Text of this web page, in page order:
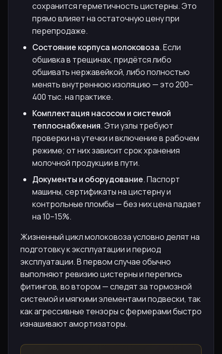
сохранится герметичность цистерны. Это
прямо влияет на остаточную цену при
перепродаже.
Состояние корпуса молоковоза. Если
обшивка в трещинах, придётся либо
обшивать нержавейкой, либо полностью
менять внутреннюю изоляцию — это 200–
400 тыс. на практике.
Комплектация насосом и системой
теплоснабжения. Эти узлы требуют
проверки на утечки и включение в рабочем
режиме; от них зависит срок хранения
молочной продукции в пути.
Документы и оборудование. Паспорт
машины, сертификаты на цистерну и
контрольные пломбы — без них цена падает
на 10–15%.
Жизненный цикл молоковоза условно делят на
подготовку к эксплуатации и период
эксплуатации. В первом случае обычно
выполняют ревизию цистерны и перепись
фитингов, во втором — следят за тормозной
системой и мягкими элементами подвески, так
как агрессивные тензоры с фермерами быстро
изнашивают амортизаторы.